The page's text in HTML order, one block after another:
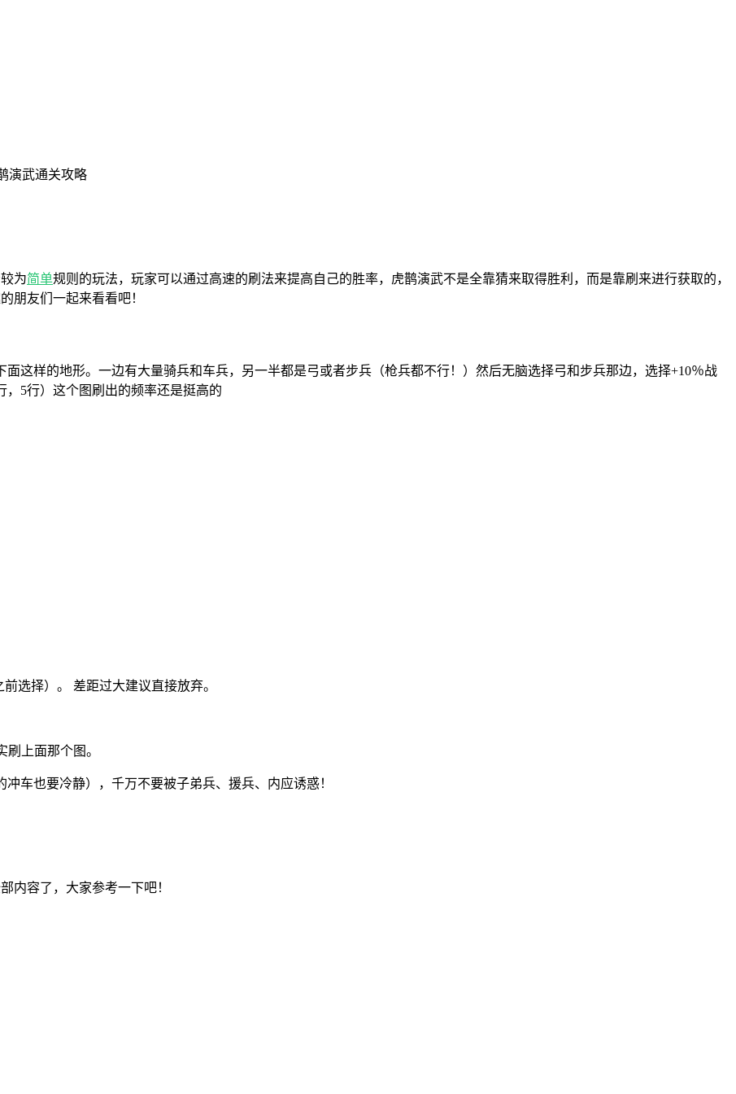
演武通关攻略
为简单规则的玩法，玩家可以通过高速的刷法来提高自己的胜率，虎鹊演武不是全靠猜来取得胜利，而是靠刷来进行获取的，
朋友们一起来看看吧！
这样的地形。一边有大量骑兵和车兵，另一半都是弓或者步兵（枪兵都不行！）然后无脑选择弓和步兵那边，选择+10％战
5行）这个图刷出的频率还是挺高的
选择）。 差距过大建议直接放弃。
上面那个图。
车也要冷静），千万不要被子弟兵、援兵、内应诱惑！
内容了，大家参考一下吧！